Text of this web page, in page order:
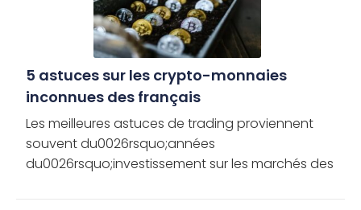
5 astuces sur les crypto-monnaies
inconnues des français
Les meilleures astuces de trading proviennent
souvent du0026rsquo;années
du0026rsquo;investissement sur les marchés des